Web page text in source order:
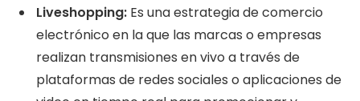
Liveshopping: Es unaestrategia de comercio
electrónico en la que las marcas o empresas
realizan transmisiones en vivo a través de
plataformas de redes sociales o aplicaciones de